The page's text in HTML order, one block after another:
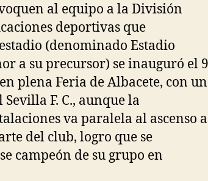
al equipo a la División
deportivas que
(denominado Estadio
a su precursor) se inauguró el 9
plena Feria de Albacete, con un
F. C., aunque la
va paralela al ascenso a
del club, logro que se
campeón de su grupo en